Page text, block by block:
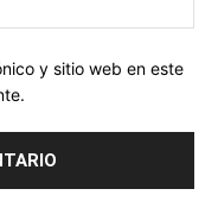
y sitio web en este